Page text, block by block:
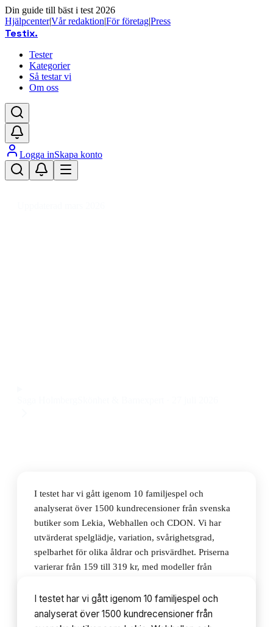
Din guide till bäst i test 2026
Hjälpcenter|Vår redaktion|För företag|Press
Testix.
Tester
Kategorier
Så testar vi
Om oss
Logga inSkapa konto
I testet har vi gått igenom 10 familjespel och
analyserat över 1500 kundrecensioner från svenska
butiker som Lekia, Webhallen och CDON. Vi har
utvärderat spelglädje, variation, svårighetsgrad,
spelbarhet för olika åldrar och prisvärdhet. Priserna
varierar från 159 till 319 kr, med modeller från
Innehållsförteckning 10avsnitt
I testet har vi gått igenom 10 familjespel och
analyserat över 1500 kundrecensioner från